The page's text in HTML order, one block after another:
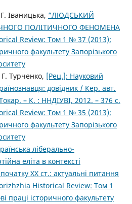
Іваницька, “ЛЮДСЬКИЙ
ПОЛІТИЧНОГО ФЕНОМЕНА
Review: Том 1 № 37 (2013):
факультету Запорізького
Турченко, [Рец.]: Науковий
довідник / Кер. авт.
– К. : ННДІУВІ, 2012. – 376 с.
Review: Том 1 № 35 (2013):
факультету Запорізького
ліберально-
еліта в контексті
ХХ ст.: актуальні питання
Historical Review: Том 1
праці історичного факультету